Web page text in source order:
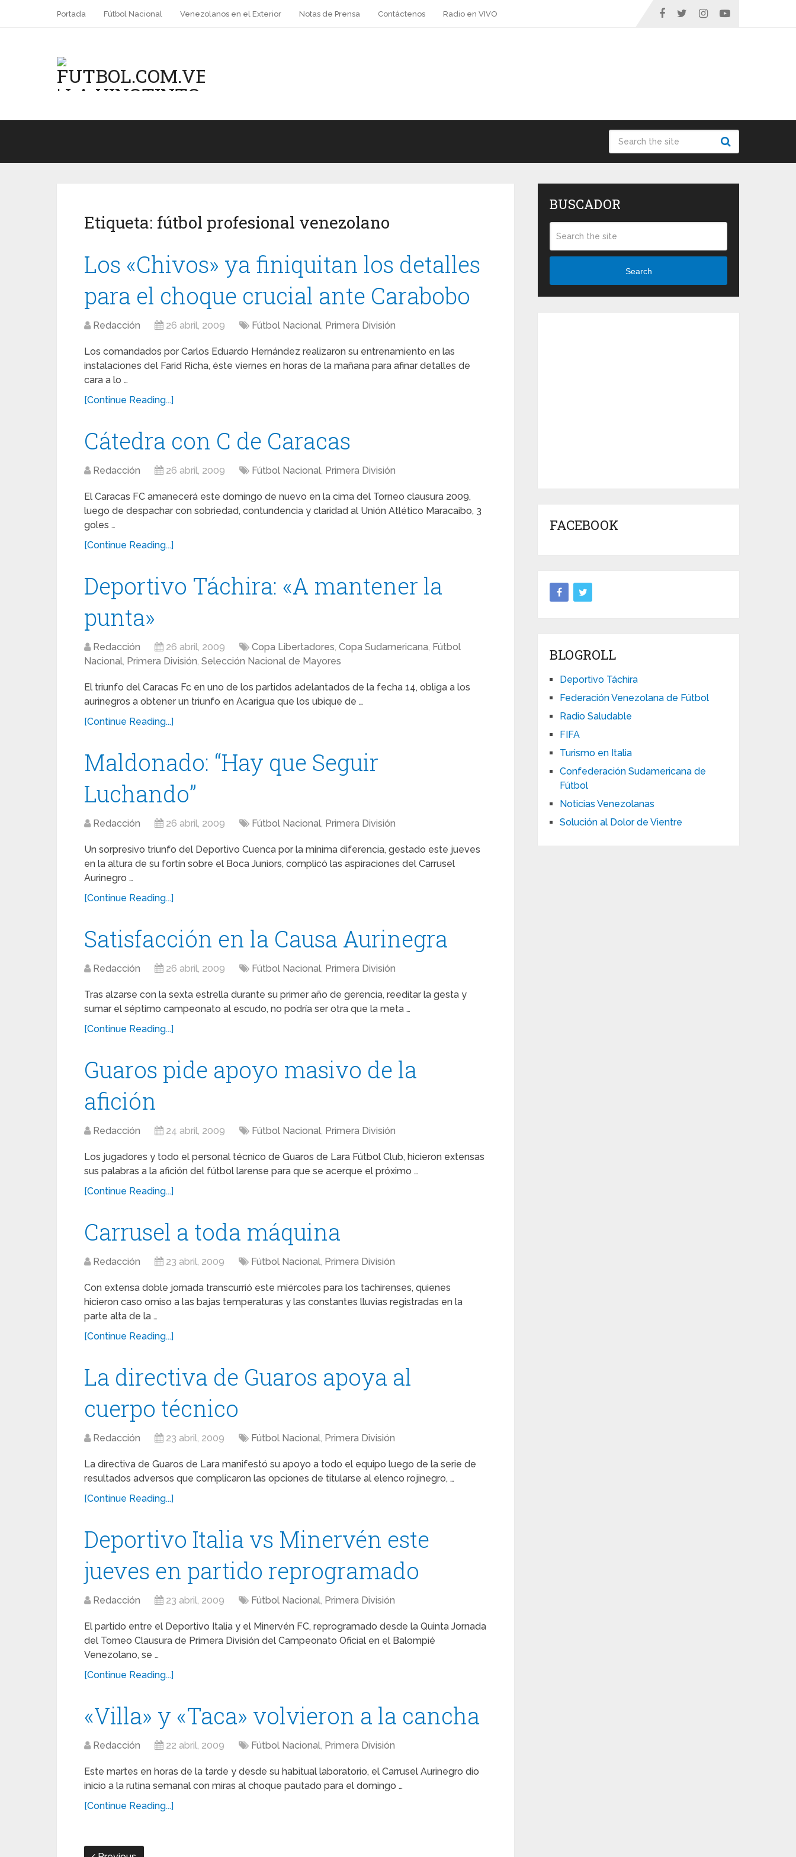
Portada Fútbol Nacional Venezolanos en el Exterior Notas de Prensa Contáctenos Radio en VIVO
Etiqueta: fútbol profesional venezolano
Los «Chivos» ya finiquitan los detalles
para el choque crucial ante Carabobo
Redacción 26 abril, 2009 Fútbol Nacional, Primera División
Los comandados por Carlos Eduardo Hernández realizaron su entrenamiento en las
instalaciones del Farid Richa, éste viernes en horas de la mañana para afinar detalles de
cara a lo …
[Continue Reading...]
Cátedra con C de Caracas
Redacción 26 abril, 2009 Fútbol Nacional, Primera División
El Caracas FC amanecerá este domingo de nuevo en la cima del Torneo clausura 2009,
luego de despachar con sobriedad, contundencia y claridad al Unión Atlético Maracaibo, 3
goles …
[Continue Reading...]
Deportivo Táchira: «A mantener la
punta»
Redacción 26 abril, 2009 Copa Libertadores, Copa Sudamericana, Fútbol
Nacional, Primera División, Selección Nacional de Mayores
El triunfo del Caracas Fc en uno de los partidos adelantados de la fecha 14, obliga a los
aurinegros a obtener un triunfo en Acarigua que los ubique de …
[Continue Reading...]
Maldonado: “Hay que Seguir
Luchando”
Redacción 26 abril, 2009 Fútbol Nacional, Primera División
Un sorpresivo triunfo del Deportivo Cuenca por la mínima diferencia, gestado este jueves
en la altura de su fortín sobre el Boca Juniors, complicó las aspiraciones del Carrusel
Aurinegro …
[Continue Reading...]
Satisfacción en la Causa Aurinegra
Redacción 26 abril, 2009 Fútbol Nacional, Primera División
Tras alzarse con la sexta estrella durante su primer año de gerencia, reeditar la gesta y
sumar el séptimo campeonato al escudo, no podría ser otra que la meta …
[Continue Reading...]
Guaros pide apoyo masivo de la
afición
Redacción 24 abril, 2009 Fútbol Nacional, Primera División
Los jugadores y todo el personal técnico de Guaros de Lara Fútbol Club, hicieron extensas
sus palabras a la afición del fútbol larense para que se acerque el próximo …
[Continue Reading...]
Carrusel a toda máquina
Redacción 23 abril, 2009 Fútbol Nacional, Primera División
Con extensa doble jornada transcurrió este miércoles para los tachirenses, quienes
hicieron caso omiso a las bajas temperaturas y las constantes lluvias registradas en la
parte alta de la …
[Continue Reading...]
La directiva de Guaros apoya al
cuerpo técnico
Redacción 23 abril, 2009 Fútbol Nacional, Primera División
La directiva de Guaros de Lara manifestó su apoyo a todo el equipo luego de la serie de
resultados adversos que complicaron las opciones de titularse al elenco rojinegro, …
[Continue Reading...]
Deportivo Italia vs Minervén este
jueves en partido reprogramado
Redacción 23 abril, 2009 Fútbol Nacional, Primera División
El partido entre el Deportivo Italia y el Minervén FC, reprogramado desde la Quinta Jornada
del Torneo Clausura de Primera División del Campeonato Oficial en el Balompié
Venezolano, se …
[Continue Reading...]
«Villa» y «Taca» volvieron a la cancha
Redacción 22 abril, 2009 Fútbol Nacional, Primera División
Este martes en horas de la tarde y desde su habitual laboratorio, el Carrusel Aurinegro dio
inicio a la rutina semanal con miras al choque pautado para el domingo …
[Continue Reading...]
BUSCADOR
Search
FACEBOOK
BLOGROLL
Deportivo Táchira
Federación Venezolana de Fútbol
Radio Saludable
FIFA
Turismo en Italia
Confederación Sudamericana de
Fútbol
Noticias Venezolanas
Solución al Dolor de Vientre